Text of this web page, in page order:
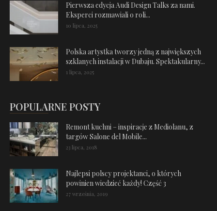
Pierwsza edycja Audi Design Talks za nami.
Eksperci rozmawiali o roli...
10 lipca, 2025
Polska artystka tworzy jedną z największych
szklanych instalacji w Dubaju. Spektakularny...
1 lipca, 2025
POPULARNE POSTY
Remont kuchni – inspiracje z Mediolanu, z
targów Salone del Mobile...
23 lipca, 2018
Najlepsi polscy projektanci, o których
powinien wiedzieć każdy! Część 3
27 września, 2019